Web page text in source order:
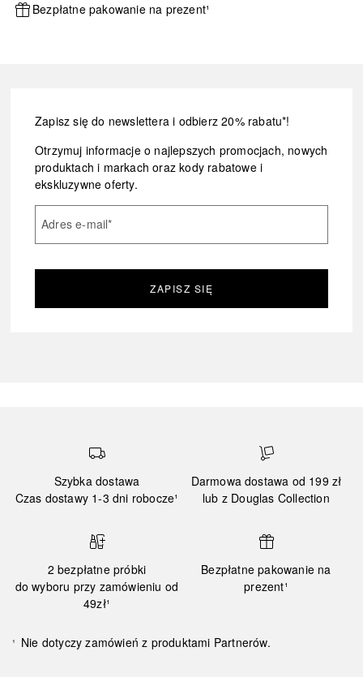
Bezpłatne pakowanie na prezent¹
Zapisz się do newslettera i odbierz 20% rabatu*!
Otrzymuj informacje o najlepszych promocjach, nowych
produktach i markach oraz kody rabatowe i
ekskluzywne oferty.
Adres e-mail*
ZAPISZ SIĘ
Szybka dostawa
Czas dostawy 1-3 dni robocze¹
Darmowa dostawa od 199 zł
lub z Douglas Collection
2 bezpłatne próbki
do wyboru przy zamówieniu od
49zł¹
Bezpłatne pakowanie na
prezent¹
¹ Nie dotyczy zamówień z produktami Partnerów.